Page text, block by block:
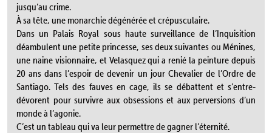
jusqu’au crime.
À sa tête, une monarchie dégénérée et crépusculaire.
Dans un Palais Royal sous haute surveillance de l’Inquisition
déambulent une petite princesse, ses deux suivantes ou Ménines,
une naine visionnaire, et Velasquez qui a renié la peinture depuis
20 ans dans l’espoir de devenir un jour Chevalier de l’Ordre de
Santiago. Tels des fauves en cage, ils se débattent et s’entre-
dévorent pour survivre aux obsessions et aux perversions d’un
monde à l’agonie.
C’est un tableau qui va leur permettre de gagner l’éternité.